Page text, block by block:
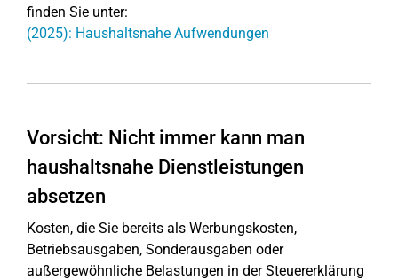
finden Sie unter:
(2025): Haushaltsnahe Aufwendungen
Vorsicht: Nicht immer kann man
haushaltsnahe Dienstleistungen
absetzen
Kosten, die Sie bereits als Werbungskosten,
Betriebsausgaben, Sonderausgaben oder
außergewöhnliche Belastungen in der Steuererklärung